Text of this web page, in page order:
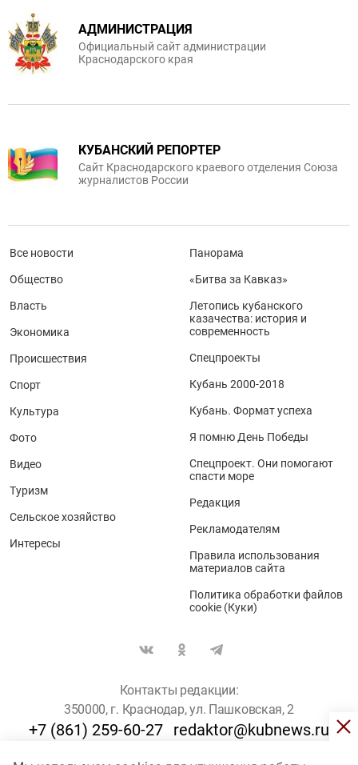
АДМИНИСТРАЦИЯ
Официальный сайт администрации
Краснодарского края
КУБАНСКИЙ РЕПОРТЕР
Сайт Краснодарского краевого отделения Союза
журналистов России
Все новости
Общество
Власть
Экономика
Происшествия
Спорт
Культура
Фото
Видео
Туризм
Сельское хозяйство
Интересы
Панорама
«Битва за Кавказ»
Летопись кубанского
казачества: история и
современность
Спецпроекты
Кубань 2000-2018
Кубань. Формат успеха
Я помню День Победы
Спецпроект. Они помогают
спасти море
Редакция
Рекламодателям
Правила использования
материалов сайта
Политика обработки файлов
cookie (Куки)
Контакты редакции:
350000, г. Краснодар, ул. Пашковская, 2
+7 (861) 259-60-27 redaktor@kubnews.ru